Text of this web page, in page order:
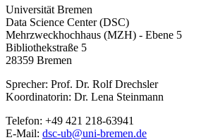
Universität Bremen
Data Science Center (DSC)
Mehrzweckhochhaus (MZH) - Ebene 5
Bibliothekstraße 5
28359 Bremen
Sprecher: Prof. Dr. Rolf Drechsler
Koordinatorin: Dr. Lena Steinmann
Telefon: +49 421 218-63941
E-Mail: dsc-ub@uni-bremen.de